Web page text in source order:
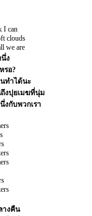
I can
clouds
we are
ง
รอ?
ทำได้นะ
งปุยเมฆที่นุ่ม
งกับพวกเรา
างคืน